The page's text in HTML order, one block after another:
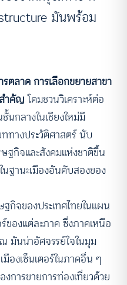
มันพร้อม
ตลาด การเลือกขยายสาขา
ำคัญโดมชวนวิเคราะห์ต่อ
นกลางในเชียงใหม่มี
ทางประวัติศาสตร์ นับ
ฐกิจและสังคมแห่งชาติขึ้น
ฐานะเมืองอันดับสองของ
กิจของประเทศไทยในแผน
ของแต่ละภาค ซึ่งภาคเหนือ
มันน่าอัศจรรย์ใจในมุม
องเซ็นเตอร์ในภาคอื่น ๆ
งการขายการท่องเที่ยวด้วย